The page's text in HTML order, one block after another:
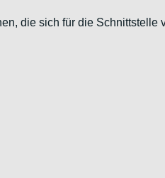
die sich für die